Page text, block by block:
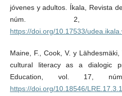
jóvenes y adultos. Íkala, Revista
núm. 2,
https://doi.org/10.17533/
Maine, F., Cook, V. y
cultural literacy as a dialogic
Education, vol. 17,
https://doi.org/10.18546/